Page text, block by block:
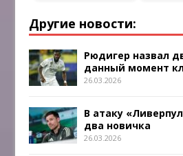
Другие новости:
Рюдигер назвал
данный момент
26.03.2026
В атаку
два новичка
26.03.2026